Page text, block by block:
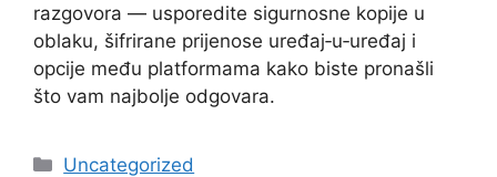
razgovora — usporedite sigurnosne kopije u
oblaku, šifrirane prijenose uređaj‑u‑uređaj i
opcije među platformama kako biste pronašli
što vam najbolje odgovara.
Kategorije
Uncategorized